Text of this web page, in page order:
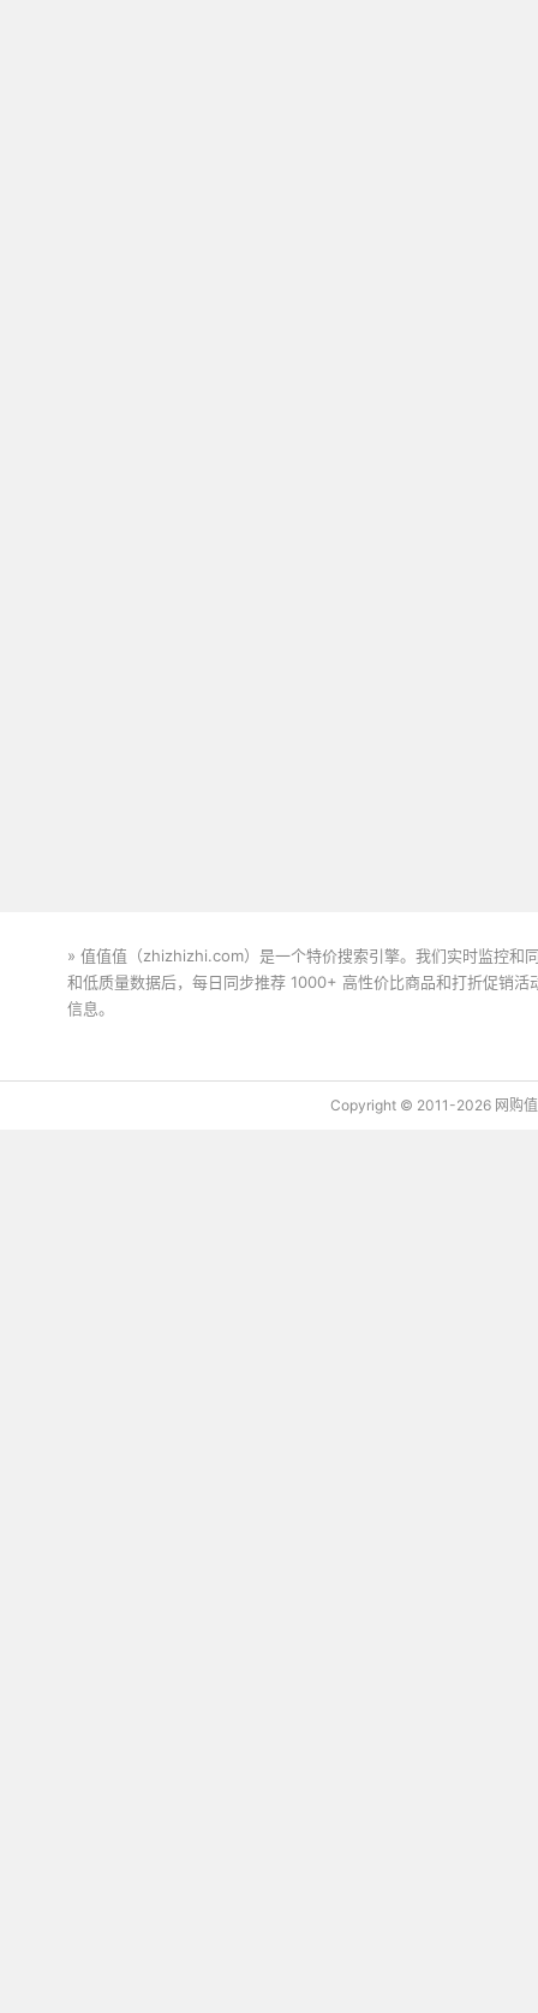
» 值值值（zhizhizhi.com）是一个特价搜索引擎。我们实时监控和
和低质量数据后，每日同步推荐 1000+ 高性价比商品和打折促销
信息。
Copyright © 2011-2026 网购